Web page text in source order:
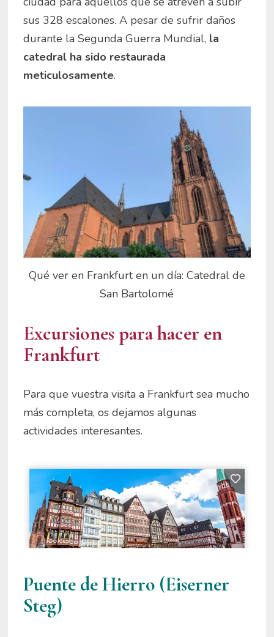
sus 328 escalones. A pesar de sufrir daños
durante la Segunda Guerra Mundial, la
catedral ha sido restaurada
meticulosamente.
Qué ver en Frankfurt en un día: Catedral de
San Bartolomé
Excursiones para hacer en
Frankfurt
Para que vuestra visita a Frankfurt sea mucho
más completa, os dejamos algunas
actividades interesantes.
Puente de Hierro (Eiserner
Steg)